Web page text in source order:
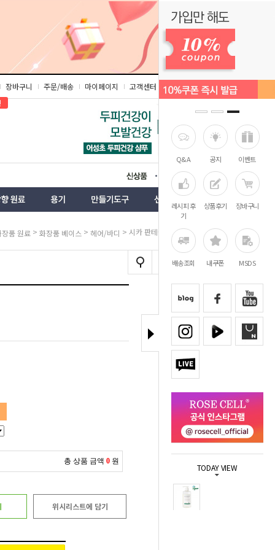
Q&A 공지 이벤트
레시피 후
기
상품후기 장바구니
배송조회 내쿠폰 MSDS
TODAY VIEW
장바구니 주문/배송 마이페이지 고객센터 즐겨찾기
상품 벤트
장품 원료 > 화장품 베이스 > 헤어/바디 > 시카 판테놀 샴푸베이스
총 상품 금액 0 원
위시리스트에 담기